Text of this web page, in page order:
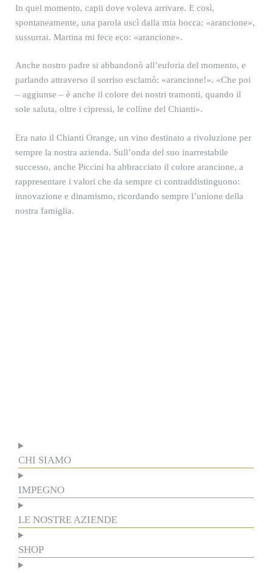
In quel momento, capii dove voleva arrivare. E così,
spontaneamente, una parola uscì dalla mia bocca: «arancione»,
sussurrai. Martina mi fece eco: «arancione».
Anche nostro padre si abbandonò all’euforia del momento, e
parlando attraverso il sorriso esclamò: «arancione!». «Che poi
– aggiunse – è anche il colore dei nostri tramonti, quando il
sole saluta, oltre i cipressi, le colline del Chianti».
Era nato il Chianti Orange, un vino destinato a rivoluzione per
sempre la nostra azienda. Sull’onda del suo inarrestabile
successo, anche Piccini ha abbracciato il colore arancione, a
rappresentare i valori che da sempre ci contraddistinguono:
innovazione e dinamismo, ricordando sempre l’unione della
nostra famiglia.
CHI SIAMO
IMPEGNO
LE NOSTRE AZIENDE
SHOP